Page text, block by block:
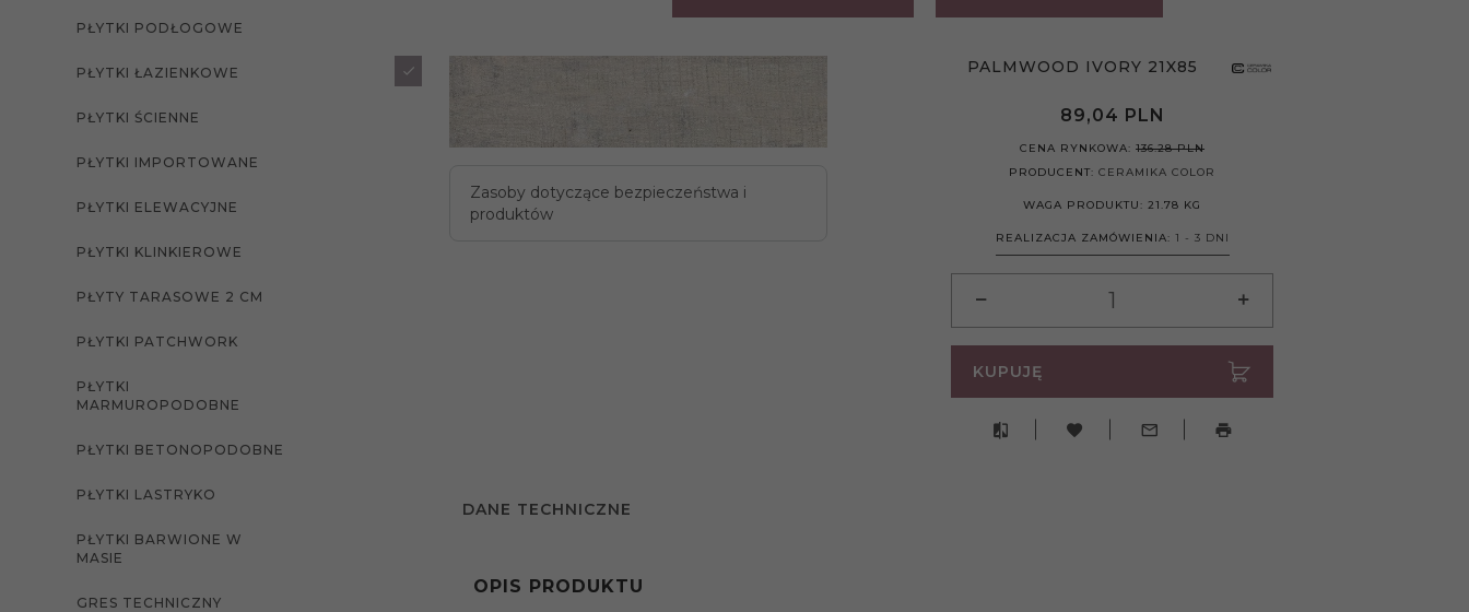
PŁYTKI PODŁOGOWE
PŁYTKI ŁAZIENKOWE
PŁYTKI ŚCIENNE
PŁYTKI IMPORTOWANE
PŁYTKI ELEWACYJNE
PŁYTKI KLINKIEROWE
PŁYTY TARASOWE 2 CM
PŁYTKI PATCHWORK
PŁYTKI
MARMUROPODOBNE
PŁYTKI BETONOPODOBNE
PŁYTKI LASTRYKO
PŁYTKI BARWIONE W
MASIE
GRES TECHNICZNY
Zasoby dotyczące bezpieczeństwa i
produktów
PALMWOOD IVORY 21X85
89,04 PLN
CENA RYNKOWA:136.28 PLN
PRODUCENT:CERAMIKA COLOR
WAGA PRODUKTU:21.78 KG
REALIZACJA ZAMÓWIENIA: 1 - 3 DNI
KUPUJĘ
DANE TECHNICZNE
OPIS PRODUKTU